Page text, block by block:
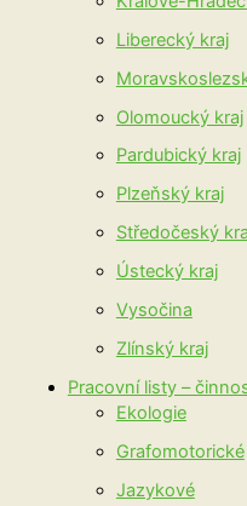
Liberecký kraj
Olomoucký kraj
Pardubický kraj
Plzeňský kraj
Středočeský
Ústecký kraj
Vysočina
Zlínský kraj
Pracovní listy –
Ekologie
Grafomotorické
Jazykové